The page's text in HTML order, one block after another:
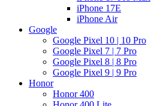
iPhone 17E
iPhone Air
Google
Google Pixel 10 | 10 Pro
Google Pixel 7 | 7 Pro
Google Pixel 8 | 8 Pro
Google Pixel 9 | 9 Pro
Honor
Honor 400